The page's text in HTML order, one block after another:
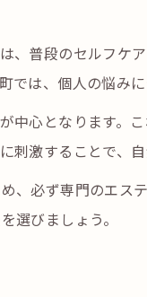
と顔ヨガの相乗効果
ケアでハリ感をキー
テで表情筋を集中的
筋アプローチの流れ
効果的なエステ施
でむくみを撃退する
普段のセルフケ
は、個人の悩み
心となります。
激することで、
必ず専門のエス
選びましょう。